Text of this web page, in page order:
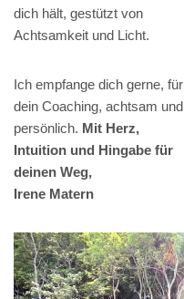
dich hält, gestützt von
Achtsamkeit und Licht.
Ich empfange dich gerne, für
dein Coaching, achtsam und
persönlich. Mit Herz,
Intuition und Hingabe für
deinen Weg,
Irene Matern